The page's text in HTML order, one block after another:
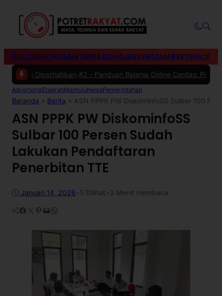
POLITIKEKONOMIINTERNASIONALBUSINESSMARKETING
Diperhatikan|#2 -Panduan Belanja Online Cerdas: Pilih Produk
AdvertorialDaerahMamujuNewsPemerintahan
Beranda » Berita » ASN PPPK PW DiskominfoSS Sulbar 100
ASN PPPK PW DiskominfoSS
Sulbar 100 Persen Sudah
Lakukan Pendaftaran
Penerbitan TTE
Januari 14, 2026 5 Dilihat 3 Menit membaca
Facebook Twitter Pinterest Mail WhatsApp